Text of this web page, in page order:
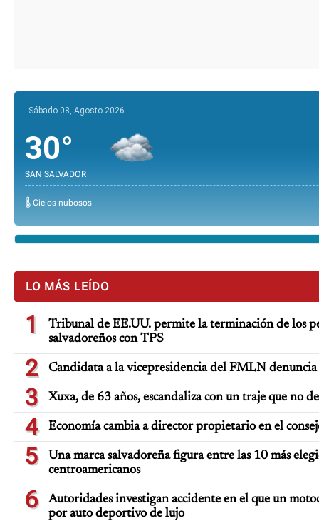
Sábado 08, Agosto 2026
30°
SAN SALVADOR
🌡️ Cielos nubosos
LO MÁS LEÍDO
1
Tribunal de EE.UU. permite la terminación de los
salvadoreños con TPS
2 Candidata a la vicepresidencia del FMLN
3 Xuxa, de 63 años, escandaliza con un traje que no
4 Economía cambia a director propietario en el
5
Una marca salvadoreña figura entre las 10 más
centroamericanos
6
Autoridades investigan accidente en el que un
por auto deportivo de lujo